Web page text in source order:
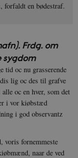
forfaldt en bødestraf.
Frdg. om
sygdom
tid oc nu grasserende
lig oc des til grafve
oc en hver, som det
i vor kiøbstæd
i god observantz
voris fornemmeste
naar de ved